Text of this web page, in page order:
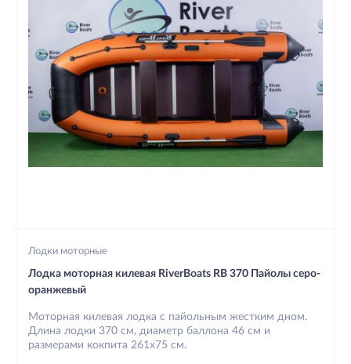
Лодки моторные
Лодка моторная килевая RiverBoats RB 370 Пайолы серо-
оранжевый
Моторная килевая лодка с пайольным жестким дном.
Длина лодки 370 см, диаметр баллона 46 см и
размерами кокпита 261х75 см.